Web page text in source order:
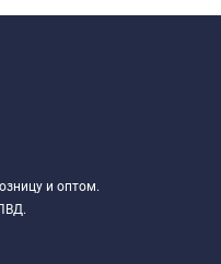
величиной и
упаковочных материалов,
и оптом.